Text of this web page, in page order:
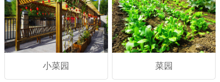
小菜园 菜园